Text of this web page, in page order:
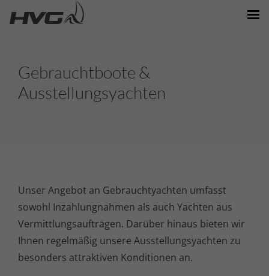
NEWS/EVENTS
BOOTE/VERKAUF
Gebrauchtboote &
Ausstellungsyachten
Unser Angebot an Gebraucht­yachten umfasst
sowohl Inzahlungnahmen als auch Yachten aus
Vermittlungsaufträgen. Darüber hinaus bieten wir
Ihnen regelmäßig unsere Ausstellungsyachten zu
besonders attraktiven Konditionen an.